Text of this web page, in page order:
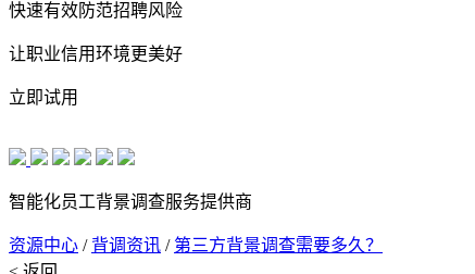
快速有效防范招聘风险
让职业信用环境更美好
立即试用
智能化员工背景调查服务提供商
资源中心 / 背调资讯 / 第三方背景调查需要多久？